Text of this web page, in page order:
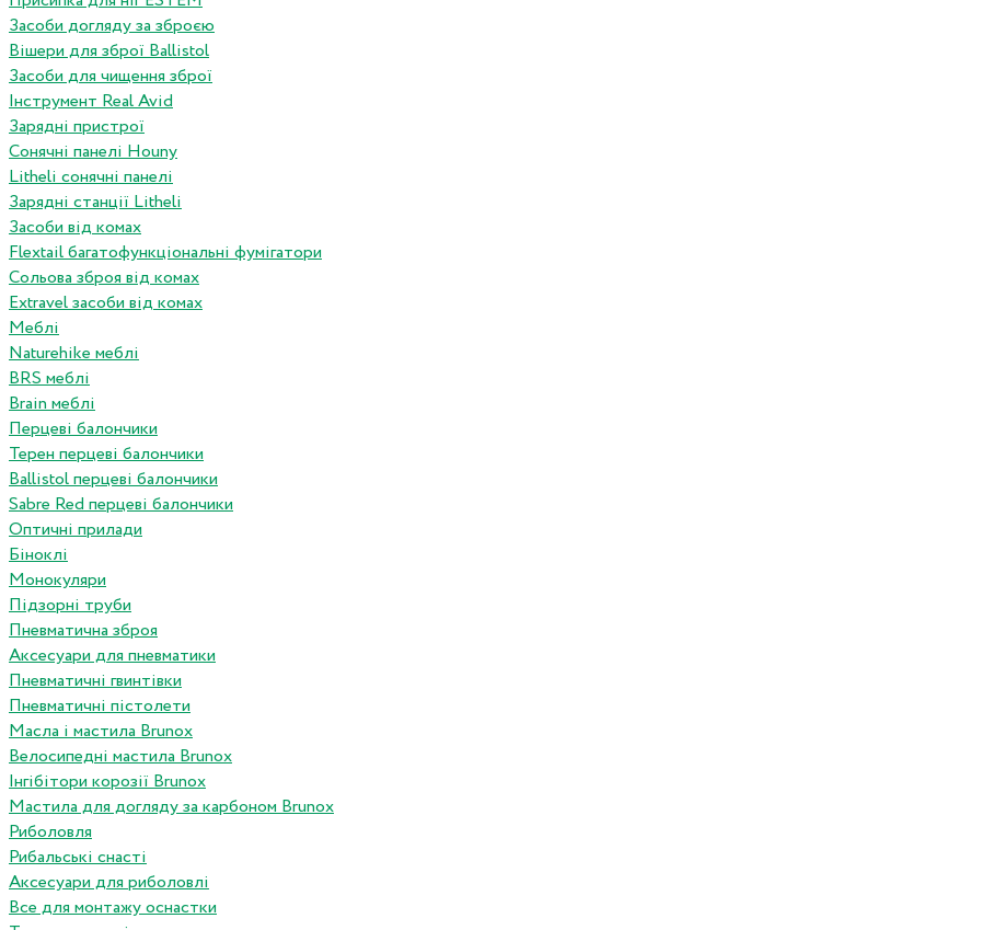
Засоби догляду за зброєю
Вішери для зброї Ballistol
Засоби для чищення зброї
Інструмент Real Avid
Зарядні пристрої
Сонячні панелі Houny
Litheli сонячні панелі
Зарядні станції Litheli
Засоби від комах
Flextail багатофункціональні фумігатори
Сольова зброя від комах
Extravel засоби від комах
Меблі
Naturehike меблі
BRS меблі
Brain меблі
Перцеві балончики
Терен перцеві балончики
Ballistol перцеві балончики
Sabre Red перцеві балончики
Оптичні прилади
Біноклі
Монокуляри
Підзорні труби
Пневматична зброя
Аксесуари для пневматики
Пневматичні гвинтівки
Пневматичні пістолети
Масла і мастила Brunox
Велосипедні мастила Brunox
Інгібітори корозії Brunox
Мастила для догляду за карбоном Brunox
Риболовля
Рибальські снасті
Аксесуари для риболовлі
Все для монтажу оснастки